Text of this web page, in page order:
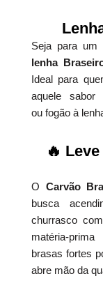
Seja para um
lenha
Ideal para
aquele
ou fogão à
🔥
O Carvão
busca
churrasco
matéria-
brasas fortes
abre mão da